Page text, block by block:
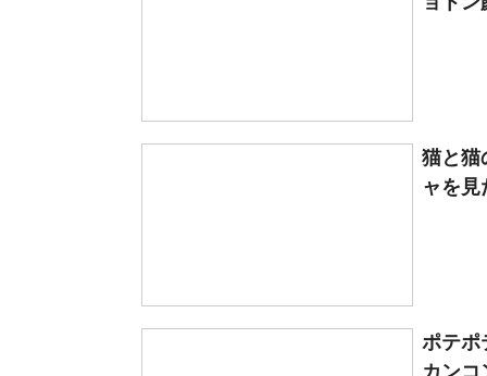
猫と猫
ャを見
ポテポ
カンコ